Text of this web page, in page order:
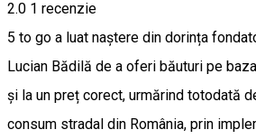
2.0 1 recenzie
5 to go a luat naștere din dorința
Lucian Bădilă de a oferi băuturi pe
și la un preț corect, urmărind totodată
consum stradal din România, prin